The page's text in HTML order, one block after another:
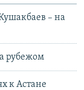
– на
рубежом
к Астане